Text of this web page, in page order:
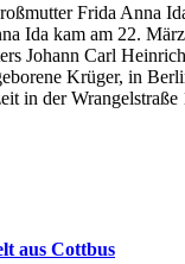
Frida Anna
Ida kam am 22.
Johann Carl
Krüger, in
in der
aus Cottbus